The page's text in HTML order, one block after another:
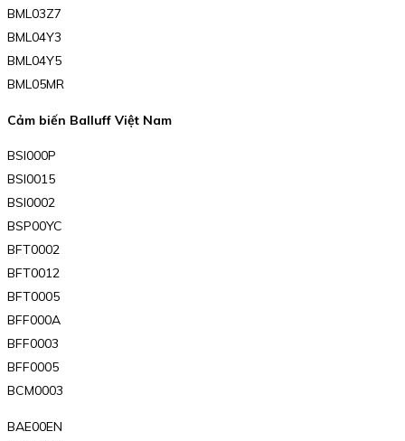
BML03Z7
BML04Y3
BML04Y5
BML05MR
Cảm biến Balluff Việt Nam
BSI000P
BSI0015
BSI0002
BSP00YC
BFT0002
BFT0012
BFT0005
BFF000A
BFF0003
BFF0005
BCM0003
BAE00EN